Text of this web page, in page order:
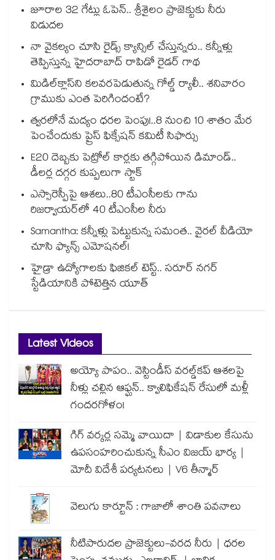
జూరాల 32 గేట్లు ఓపెన్.. శ్రీశైలం ప్రాజెక్టుకు నీరు
విడుదల
నా వైకల్యం చూసి రైడ్స్ క్యాన్సిల్ చేస్తున్నరు.. కన్నీళ్లు
తెప్పిస్తున్న హైదరాబాద్ రాపిడో రైడర్ గాథ
మిడిల్‌క్లాస్‌ని కలవరపెడుతున్న గోల్డ్ ర్యాలీ.. శనివారం
గ్రాముకు ఎంత పెరిగిందంటే?
త్వరలోనే మద్యం ధ‌‌ర‌‌ల పెంపు!..8 నుంచి 10 శాతం మేర
పెంచేందుకు ప్రైస్ ఫిక్సేష‌‌న్ క‌‌మిటీ సిఫార్సు
E20 దెబ్బకు పెట్రోల్ కార్లకు తగ్గిపోయిన డిమాండ్..
డీలర్ల దగ్గర కుప్పలుగా స్టాక్
ఎస్సారెస్పీపై ఆశలు..80 టీఎంసీలకు గాను
రిజర్వాయర్‌‌‌‌‌‌‌‌‌‌‌‌‌‌‌‌లో 40 టీఎంసీల నీరు
Samantha: కన్నీళ్లు పెట్టుకున్న సమంత.. వైరల్ వీడియో
చూసి ఫ్యాన్స్ ఎమోషనల్!
హైడ్రా ఉద్యోగాలకు ఫిజికల్ టెస్ట్.. సరూర్ నగర్
స్టేడియానికి పోటెత్తిన యూత్
Latest Videos
అయ్యో పాపం.. వెస్టిండీస్ వరల్డ్‌కప్ ఆశలపై
నీళ్లు చల్లిన ఆఫ్ఘన్.. క్వాలిఫికేషన్ రేసులో మళ్లీ
గందరగోళం!
గిగ్ వర్కర్ల సమ్మె వాయిదా | విడాకుల కేసును
ఉపసంహరించుకున్న సీఎం విజయ్ భార్య |
మోదీ విదేశీ పర్యటనలు | V6 తీన్మార్
వెలుగు కార్టూన్ : గాజాలో శాంతి పవనాలు
నీటిపారుదల ప్రాజెక్టులు-వరద నీరు | ధరల